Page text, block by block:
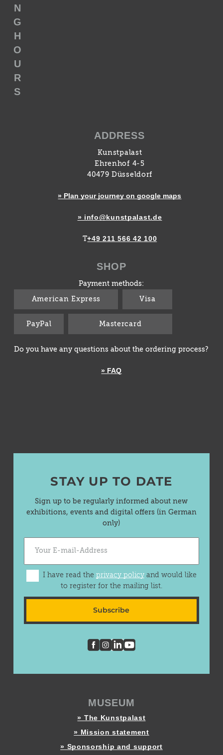
N
G
H
O
U
R
S
ADDRESS
Kunstpalast
Ehrenhof 4-5
40479 Düsseldorf
» Plan your journey on google maps
» info@kunstpalast.de
T+49 211 566 42 100
SHOP
Payment methods:
American Express Visa
PayPal Mastercard
Do you have any questions about the ordering process?
» FAQ
STAY UP TO DATE
Sign up to be regularly informed about new
exhibitions, events and digital offers (in German
only)
I have read the privacy policyand would like
to register for the mailing list.
Subscribe
MUSEUM
» The Kunstpalast
» Mission statement
» Sponsorship and support